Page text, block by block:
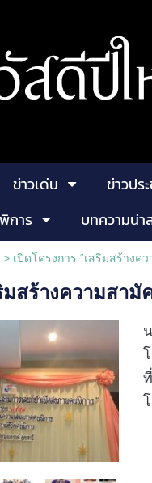
ข่าวเด่น ข่าวปร
การ บทความน่า
> เปิดโครงการ “เสริมสร้าง
มสร้างความสา